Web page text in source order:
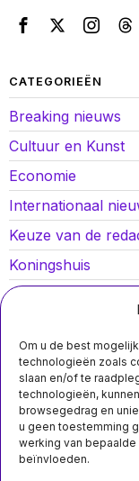
Om u de best
technologieën zoals
slaan en/of te
technologieën,
browsegedrag en
u geen toestemming
werking van
beïnvloeden.
CATEGORIEËN
Breaking nieuws
Cultuur en Kunst
Economie
Internationaal
Keuze van de
Koningshuis
Lokaal nieuws
Opinies
Politiek
Sport